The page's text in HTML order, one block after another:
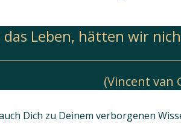
das Leben, hätten wir
(Vincent van
Dich zu Deinem verborgenen